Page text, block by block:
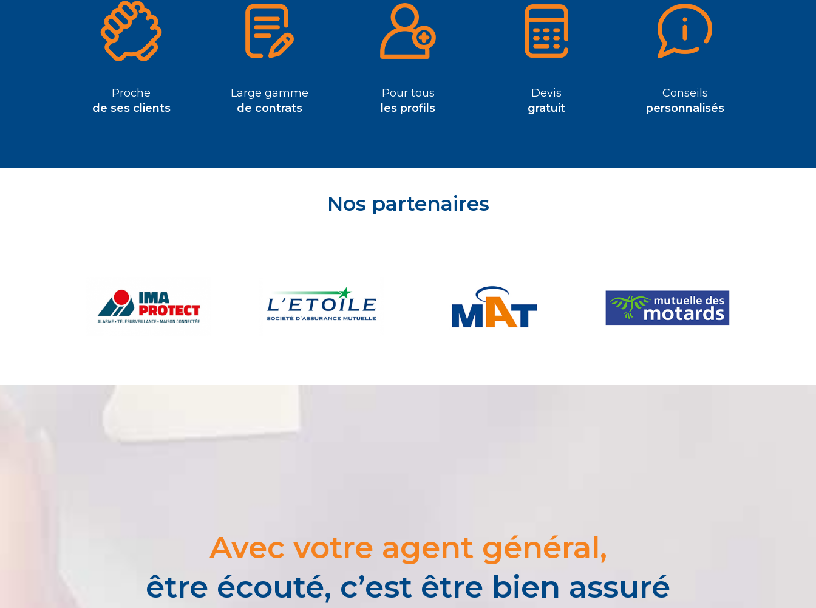
Proche
de ses clients
Large gamme
de contrats
Pour tous
les profils
Devis
gratuit
Conseils
personnalisés
Nos partenaires
Avec votre agent général,
être écouté, c’est être bien assuré